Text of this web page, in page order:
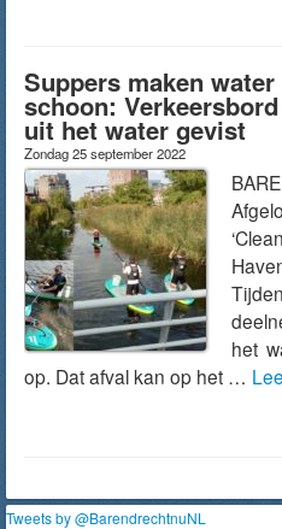
Suppers maken
schoon:
uit het water gevist
Zondag 25 september 2022
het
op. Dat afval kan op het …
Tweets by @BarendrechtnuNL